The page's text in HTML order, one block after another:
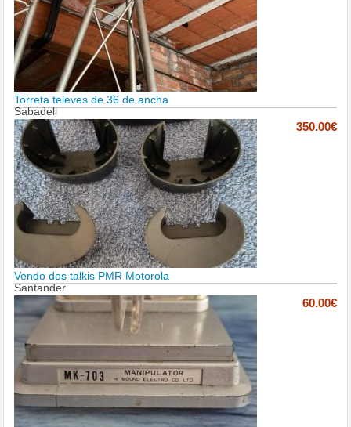
Torreta televes de 36 de ancha
Sabadell
350.00€
Vendo dos talkis PMR Motorola
Santander
60.00€